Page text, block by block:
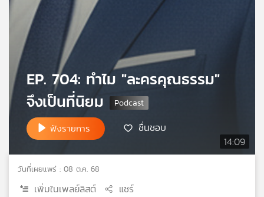
เครือ
ข่าย
วิทยุ
ไทย
พี
บี
แผนที่
วิทยุ
เครือ
14:09
EP. 704: ทำไม "ละครคุณธรรม"
จึงเป็นที่นิยม
ฟังรายการ ชื่นชอบ
วันที่เผยแพร่ : 08 ต.ค. 68
เพิ่มในเพลย์ลิสต์ แชร์